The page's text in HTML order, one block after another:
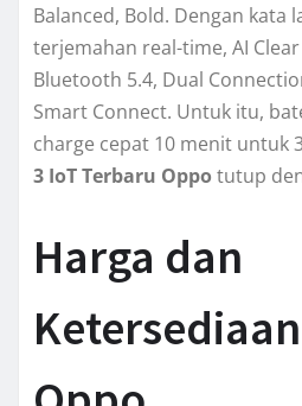
Balanced, Bold. Dengan kata
terjemahan real-time, AI
Bluetooth 5.4, Dual
Smart Connect. Untuk itu,
charge cepat 10 menit untuk
3 IoT Terbaru Oppo tutup
Harga dan